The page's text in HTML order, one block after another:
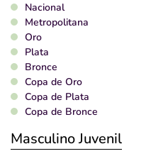
Nacional
Metropolitana
Oro
Plata
Bronce
Copa de Oro
Copa de Plata
Copa de Bronce
Masculino Juvenil